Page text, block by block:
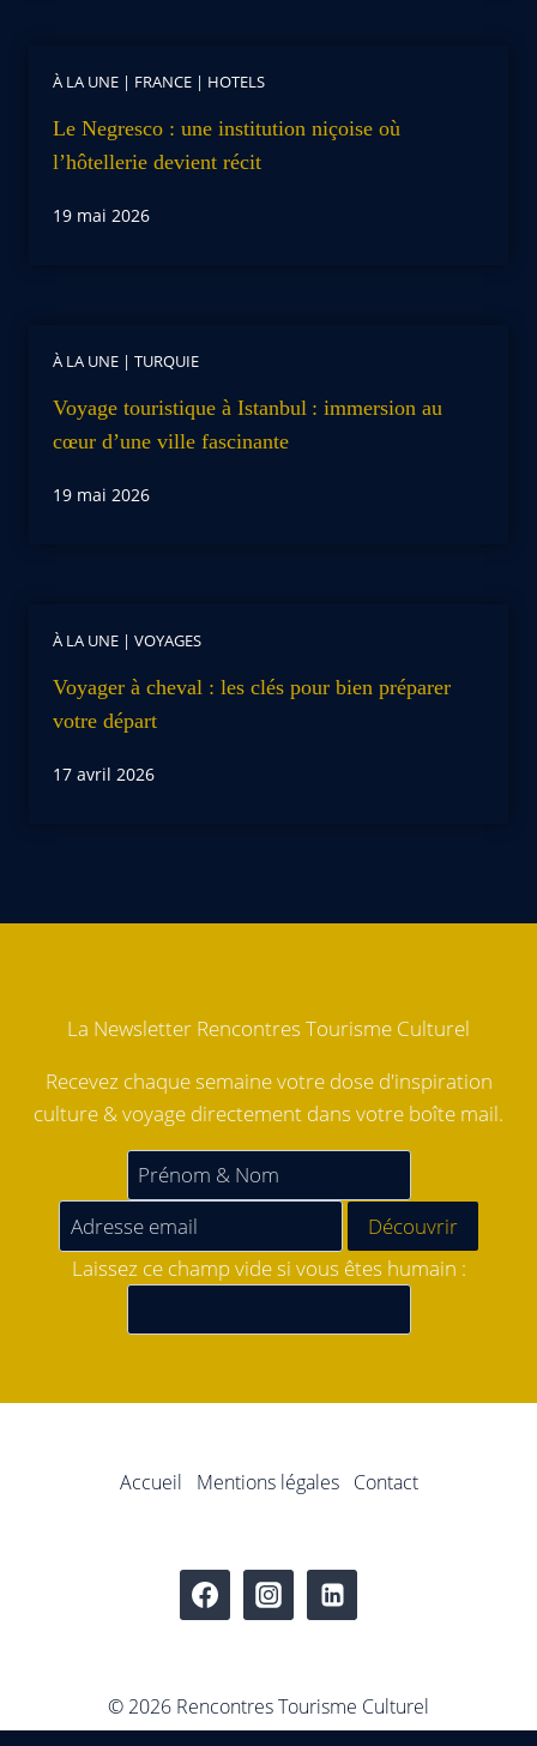
À LA UNE | FRANCE | HOTELS
Le Negresco : une institution niçoise où
l’hôtellerie devient récit
19 mai 2026
À LA UNE | TURQUIE
Voyage touristique à Istanbul : immersion au
cœur d’une ville fascinante
19 mai 2026
À LA UNE | VOYAGES
Voyager à cheval : les clés pour bien préparer
votre départ
17 avril 2026
La Newsletter Rencontres Tourisme Culturel
Recevez chaque semaine votre dose d'inspiration
culture & voyage directement dans votre boîte mail.
Laissez ce champ vide si vous êtes humain :
Accueil Mentions légales Contact
© 2026 Rencontres Tourisme Culturel